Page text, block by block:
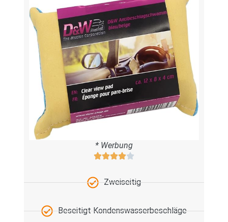
* Werbung
Zweiseitig
Beseitigt Kondenswasserbeschläge